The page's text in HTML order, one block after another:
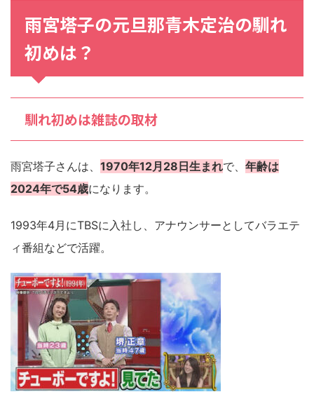
雨宮塔子の元旦那青木定治の馴れ
初めは？
馴れ初めは雑誌の取材
雨宮塔子さんは、 1970年12月28日生まれで、 年齢は
2024年で54歳になります。
1993年4月にTBSに入社し、アナウンサーとしてバラエテ
ィ番組などで活躍。